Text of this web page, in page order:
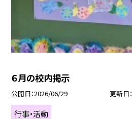
６月の校内掲示
公開日 2026/06/29 更新日
行事・活動